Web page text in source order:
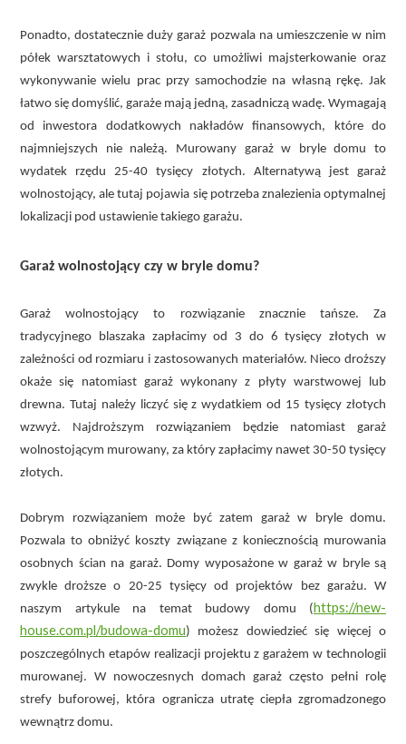
Ponadto, dostatecznie duży garaż pozwala na umieszczenie w nim
półek warsztatowych i stołu, co umożliwi majsterkowanie oraz
wykonywanie wielu prac przy samochodzie na własną rękę. Jak
łatwo się domyślić, garaże mają jedną, zasadniczą wadę. Wymagają
od inwestora dodatkowych nakładów finansowych, które do
najmniejszych nie należą. Murowany garaż w bryle domu to
wydatek rzędu 25-40 tysięcy złotych. Alternatywą jest garaż
wolnostojący, ale tutaj pojawia się potrzeba znalezienia optymalnej
lokalizacji pod ustawienie takiego garażu.
Garaż wolnostojący czy w bryle domu?
Garaż wolnostojący to rozwiązanie znacznie tańsze. Za
tradycyjnego blaszaka zapłacimy od 3 do 6 tysięcy złotych w
zależności od rozmiaru i zastosowanych materiałów. Nieco droższy
okaże się natomiast garaż wykonany z płyty warstwowej lub
drewna. Tutaj należy liczyć się z wydatkiem od 15 tysięcy złotych
wzwyż. Najdroższym rozwiązaniem będzie natomiast garaż
wolnostojącym murowany, za który zapłacimy nawet 30-50 tysięcy
złotych.
Dobrym rozwiązaniem może być zatem garaż w bryle domu.
Pozwala to obniżyć koszty związane z koniecznością murowania
osobnych ścian na garaż. Domy wyposażone w garaż w bryle są
zwykle droższe o 20-25 tysięcy od projektów bez garażu. W
naszym artykule na temat budowy domu (https://new-
house.com.pl/budowa-domu) możesz dowiedzieć się więcej o
poszczególnych etapów realizacji projektu z garażem w technologii
murowanej. W nowoczesnych domach garaż często pełni rolę
strefy buforowej, która ogranicza utratę ciepła zgromadzonego
wewnątrz domu.